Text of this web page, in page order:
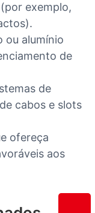
exemplo,
ou alumínio
de
de
cabos e slots
ofereça
​​aos